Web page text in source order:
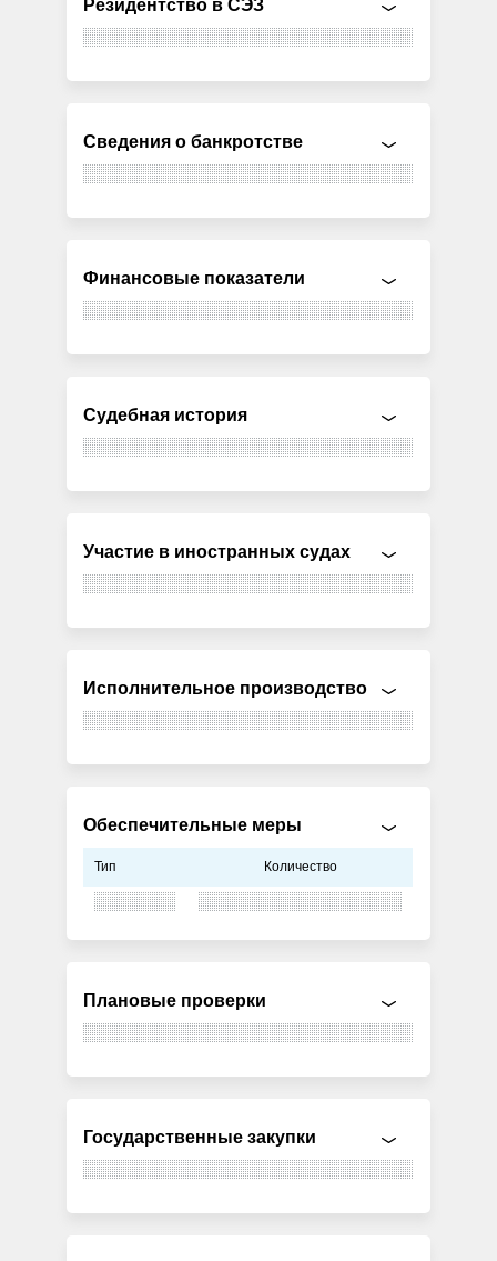
Резидентство в СЭЗ
Сведения о банкротстве
Финансовые показатели
Судебная история
Участие в иностранных судах
Исполнительное производство
Обеспечительные меры
Тип Количество
Плановые проверки
Государственные закупки